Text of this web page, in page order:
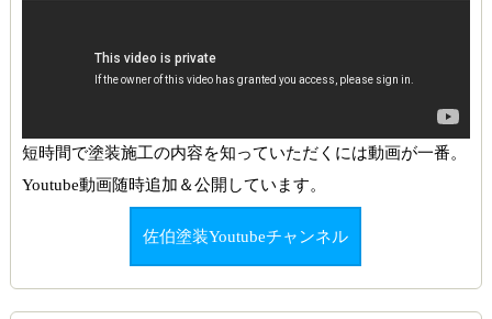
短時間で塗装施工の内容を知っていただくには動画が一番。
Youtube動画随時追加＆公開しています。
佐伯塗装Youtubeチャンネル